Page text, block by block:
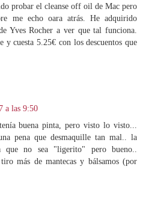
probar el cleanse off oil de Mac pero
me echo oara atrás. He adquirido
Yves Rocher a ver que tal funciona.
cuesta 5.25€ con los descuentos que
a las 9:50
buena pinta, pero visto lo visto...
pena que desmaquille tan mal.. la
que no sea "ligerito" pero bueno..
más de mantecas y bálsamos (por